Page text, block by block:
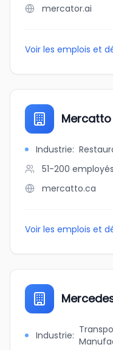
mercator.ai
Voir les emplois et
Industrie:
51-200 employés
mercatto.ca
Voir les emplois et
Industrie: